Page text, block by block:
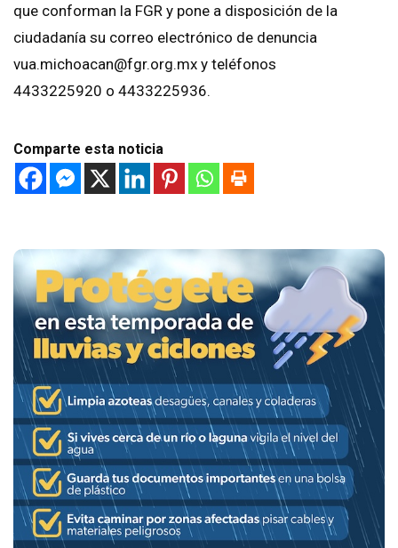
que conforman la FGR y pone a disposición de la
ciudadanía su correo electrónico de denuncia
vua.michoacan@fgr.org.mx y teléfonos
4433225920 o 4433225936.
Comparte esta noticia